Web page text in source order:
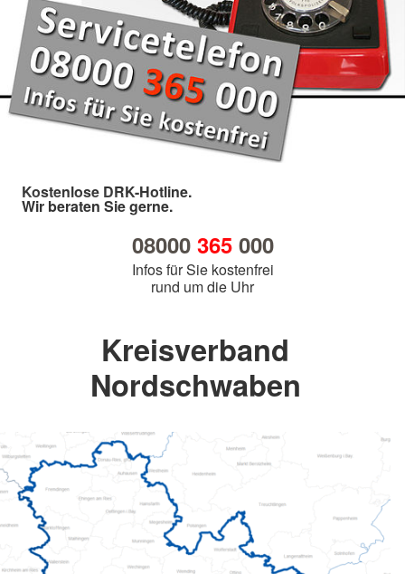
Kostenlose DRK-Hotline.
Wir beraten Sie gerne.
08000 365000
Infos für Sie kostenfrei
rund um die Uhr
Kreisverband
Nordschwaben